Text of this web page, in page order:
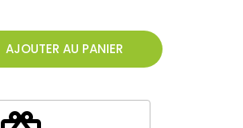
AJOUTER AU PANIER